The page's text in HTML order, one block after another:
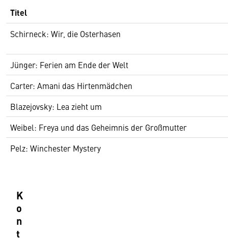
Titel
Schirneck: Wir, die Osterhasen
Jünger: Ferien am Ende der Welt
Carter: Amani das Hirtenmädchen
Blazejovsky: Lea zieht um
Weibel: Freya und das Geheimnis der Großmutter
Pelz: Winchester Mystery
K
o
n
t